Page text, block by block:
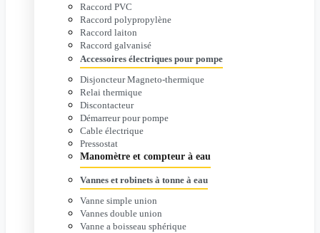
Raccord PVC
Raccord polypropylène
Raccord laiton
Raccord galvanisé
Accessoires électriques pour pompe
Disjoncteur Magneto-thermique
Relai thermique
Discontacteur
Démarreur pour pompe
Cable électrique
Pressostat
Manomètre et compteur à eau
Vannes et robinets à tonne à eau
Vanne simple union
Vannes double union
Vanne a boisseau sphérique